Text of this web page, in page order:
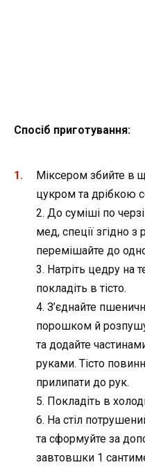
Спосіб приготування:
Міксером збийте в
цукром та дрібкою
2. До суміші по
мед, спеції згідно
перемішайте до
3. Натріть цедру на
покладіть в тісто.
4. З’єднайте
порошком й
та додайте
руками. Тісто
прилипати до рук.
5. Покладіть в
6. На стіл
та сформуйте за
завтовшки 1